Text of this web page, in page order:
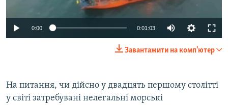
0:00 0:01:03
Завантажити на комп'ютер
На питання, чи дійсно у двадцять першому столітті
у світі затребувані нелегальні морські